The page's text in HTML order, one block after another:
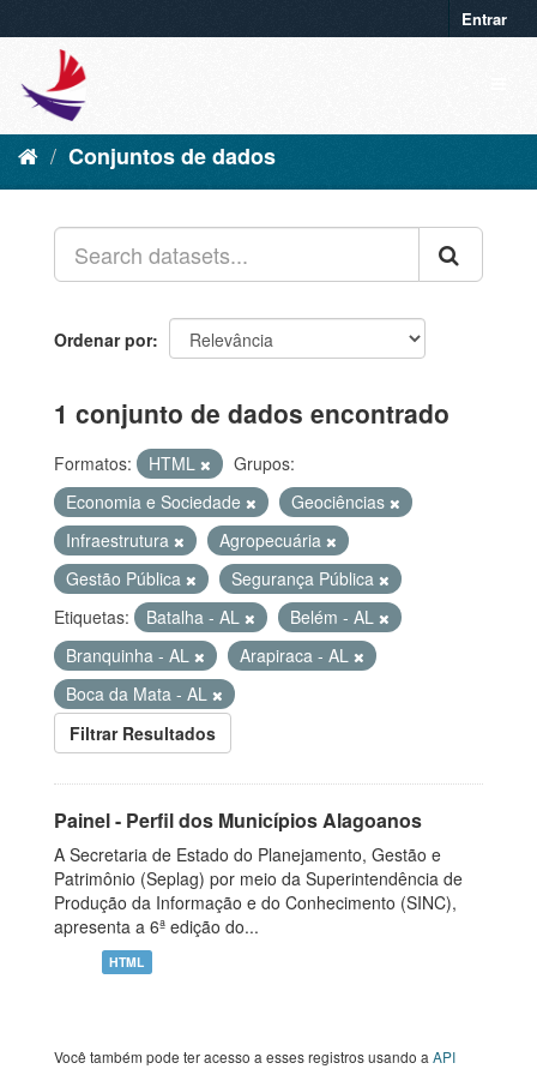
Entrar
Conjuntos de dados
Ordenar por
1 conjunto de dados encontrado
Formatos: HTML
Grupos:
Economia e Sociedade
Geociências
Infraestrutura
Agropecuária
Gestão Pública
Segurança Pública
Etiquetas:
Batalha - AL
Belém - AL
Branquinha - AL
Arapiraca - AL
Boca da Mata - AL
Filtrar Resultados
Painel - Perfil dos Municípios Alagoanos
A Secretaria de Estado do Planejamento, Gestão e
Patrimônio (Seplag) por meio da Superintendência de
Produção da Informação e do Conhecimento (SINC),
apresenta a 6ª edição do...
HTML
Você também pode ter acesso a esses registros usando a API